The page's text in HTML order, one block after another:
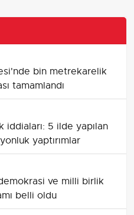
bin metrekarelik
tamamlandı
5 ilde yapılan
yaptırımlar
ve milli birlik
belli oldu